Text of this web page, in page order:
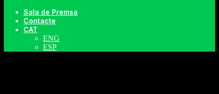
Sala de Premsa
Contacte
CAT
ENG
ESP
INSTANTS